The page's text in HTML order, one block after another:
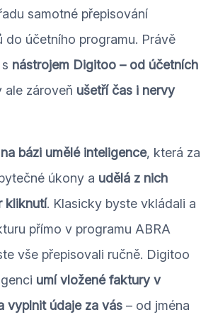
samotné přepisování
do účetního programu. Právě
nástrojem Digitoo – od účetních
ale zároveň ušetří čas i nervy
bázi umělé inteligence, která za
úkony a udělá z nich
kliknutí. Klasicky byste vkládali a
přímo v programu ABRA
vše přepisovali ručně. Digitoo
umí vložené faktury v
vyplnit údaje za vás – od jména